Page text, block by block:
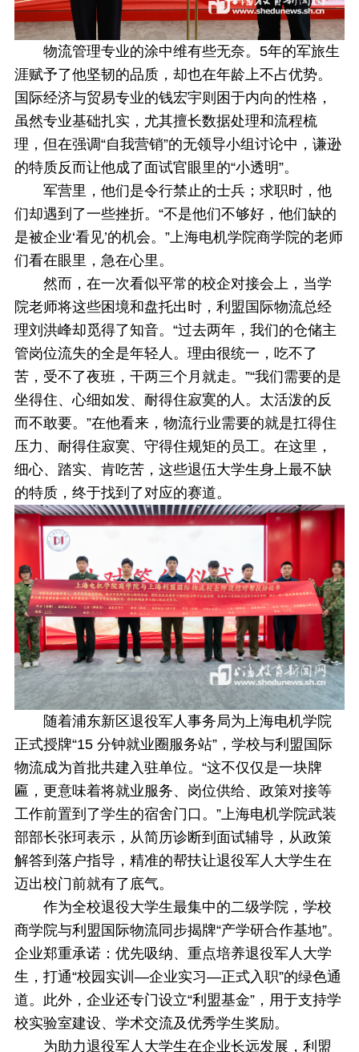
物流管理专业的涂中维有些无奈。5年的军旅生
涯赋予了他坚韧的品质，却也在年龄上不占优势。
国际经济与贸易专业的钱宏宇则困于内向的性格，
虽然专业基础扎实，尤其擅长数据处理和流程梳
理，但在强调“自我营销”的无领导小组讨论中，谦逊
的特质反而让他成了面试官眼里的“小透明”。
军营里，他们是令行禁止的士兵；求职时，他
们却遇到了一些挫折。“不是他们不够好，他们缺的
是被企业‘看见’的机会。”上海电机学院商学院的老师
们看在眼里，急在心里。
然而，在一次看似平常的校企对接会上，当学
院老师将这些困境和盘托出时，利盟国际物流总经
理刘洪峰却觅得了知音。“过去两年，我们的仓储主
管岗位流失的全是年轻人。理由很统一，吃不了
苦，受不了夜班，干两三个月就走。”“我们需要的是
坐得住、心细如发、耐得住寂寞的人。太活泼的反
而不敢要。”在他看来，物流行业需要的就是扛得住
压力、耐得住寂寞、守得住规矩的员工。在这里，
细心、踏实、肯吃苦，这些退伍大学生身上最不缺
的特质，终于找到了对应的赛道。
随着浦东新区退役军人事务局为上海电机学院
正式授牌“15 分钟就业圈服务站”，学校与利盟国际
物流成为首批共建入驻单位。“这不仅仅是一块牌
匾，更意味着将就业服务、岗位供给、政策对接等
工作前置到了学生的宿舍门口。”上海电机学院武装
部部长张珂表示，从简历诊断到面试辅导，从政策
解答到落户指导，精准的帮扶让退役军人大学生在
迈出校门前就有了底气。
作为全校退役大学生最集中的二级学院，学校
商学院与利盟国际物流同步揭牌“产学研合作基地”。
企业郑重承诺：优先吸纳、重点培养退役军人大学
生，打通“校园实训—企业实习—正式入职”的绿色通
道。此外，企业还专门设立“利盟基金”，用于支持学
校实验室建设、学术交流及优秀学生奖励。
为助力退役军人大学生在企业长远发展，利盟